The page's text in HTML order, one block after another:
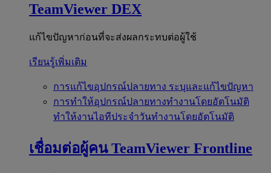
TeamViewer DEX
แก้ไขปัญหาก่อนที่จะส่งผลกระทบต่อผู้ใช้
เรียนรู้เพิ่มเติม
การแก้ไขอุปกรณ์ปลายทาง ระบุและแก้ไขปัญหา
การทำให้อุปกรณ์ปลายทางทำงานโดยอัตโนมัติ
ทำให้งานไอทีประจำวันทำงานโดยอัตโนมัติ
เชื่อมต่อผู้คน TeamViewer Frontline